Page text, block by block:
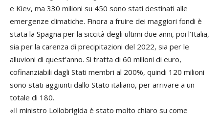
e Kiev, ma 330 milioni su 450 sono stati destinati alle
emergenze climatiche. Finora a fruire dei maggiori fondi è
stata la Spagna per la siccità degli ultimi due anni, poi l’Italia,
sia per la carenza di precipitazioni del 2022, sia per le
alluvioni di quest’anno. Si tratta di 60 milioni di euro,
cofinanziabili dagli Stati membri al 200%, quindi 120 milioni
sono stati aggiunti dallo Stato italiano, per arrivare a un
totale di 180.
«Il ministro Lollobrigida è stato molto chiaro su come